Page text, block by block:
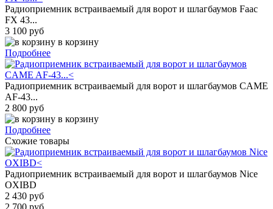
Радиоприемник встраиваемый для ворот и шлагбаумов Faac
FX 43...
3 100 руб
в корзину
Подробнее
Радиоприемник встраиваемый для ворот и шлагбаумов CAME
AF-43...
2 800 руб
в корзину
Подробнее
Схожие товары
Радиоприемник встраиваемый для ворот и шлагбаумов Nice
OXIBD
2 430 руб
2 700 руб